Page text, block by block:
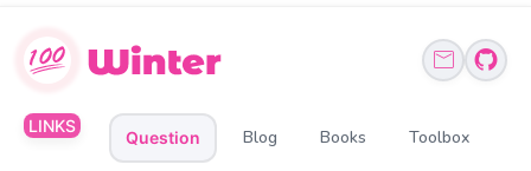
LINKS
Question Blog Books Toolbox